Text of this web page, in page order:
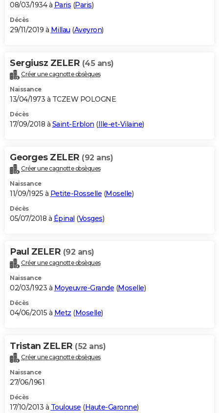
08/03/1934 à Paris (Paris)
Décès
29/11/2019 à Millau (Aveyron)
Sergiusz ZELER (45 ans)
Créer une cagnotte obsèques
Naissance
13/04/1973 à TCZEW POLOGNE
Décès
17/09/2018 à Saint-Erblon (Ille-et-Vilaine)
Georges ZELER (92 ans)
Créer une cagnotte obsèques
Naissance
11/09/1925 à Petite-Rosselle (Moselle)
Décès
05/07/2018 à Épinal (Vosges)
Paul ZELER (92 ans)
Créer une cagnotte obsèques
Naissance
02/03/1923 à Moyeuvre-Grande (Moselle)
Décès
04/06/2015 à Metz (Moselle)
Tristan ZELER (52 ans)
Créer une cagnotte obsèques
Naissance
27/06/1961
Décès
17/10/2013 à Toulouse (Haute-Garonne)